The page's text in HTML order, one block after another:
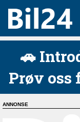
🚗
Prøv oss